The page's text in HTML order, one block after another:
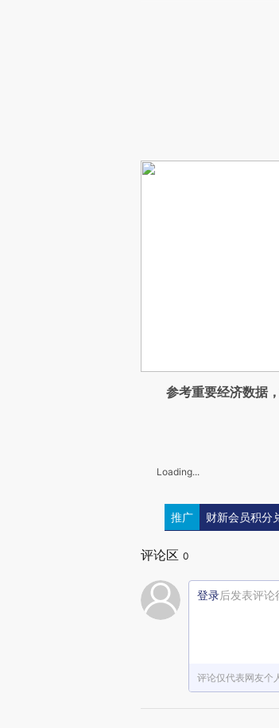
参考重要经济数据
Loading...
推广 财新会员积分
评论区 0
登录后发表评论
评论仅代表网友个